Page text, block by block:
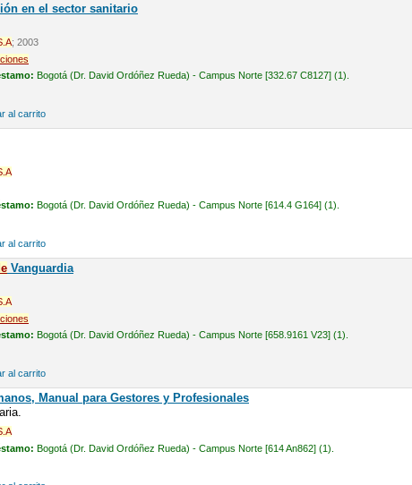
en el sector sanitario
; 2003
Bogotá (Dr. David Ordóñez Rueda) - Campus Norte [332.67 C8127] (1).
al carrito
Bogotá (Dr. David Ordóñez Rueda) - Campus Norte [614.4 G164] (1).
al carrito
Vanguardia
Bogotá (Dr. David Ordóñez Rueda) - Campus Norte [658.9161 V23] (1).
al carrito
Manual para Gestores y Profesionales
Bogotá (Dr. David Ordóñez Rueda) - Campus Norte [614 An862] (1).